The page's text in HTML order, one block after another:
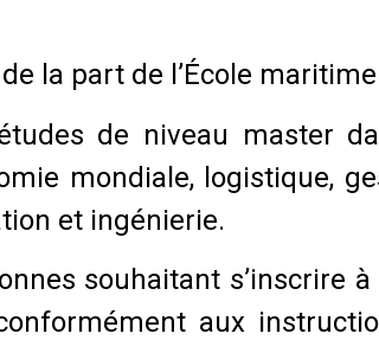
la part de l’École
de niveau master
mondiale, logistique,
et ingénierie.
souhaitant s’inscrire
aux